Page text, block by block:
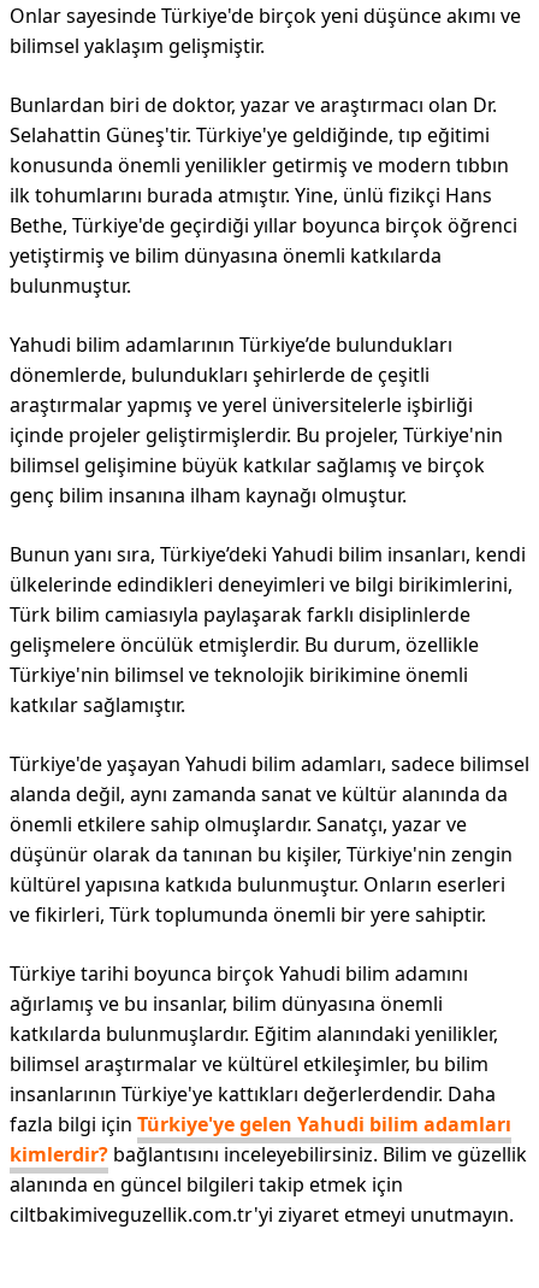
Onlar sayesinde Türkiye'de birçok yeni düşünce akımı ve
bilimsel yaklaşım gelişmiştir.
Bunlardan biri de doktor, yazar ve araştırmacı olan Dr.
Selahattin Güneş'tir. Türkiye'ye geldiğinde, tıp eğitimi
konusunda önemli yenilikler getirmiş ve modern tıbbın
ilk tohumlarını burada atmıştır. Yine, ünlü fizikçi Hans
Bethe, Türkiye'de geçirdiği yıllar boyunca birçok öğrenci
yetiştirmiş ve bilim dünyasına önemli katkılarda
bulunmuştur.
Yahudi bilim adamlarının Türkiye’de bulundukları
dönemlerde, bulundukları şehirlerde de çeşitli
araştırmalar yapmış ve yerel üniversitelerle işbirliği
içinde projeler geliştirmişlerdir. Bu projeler, Türkiye'nin
bilimsel gelişimine büyük katkılar sağlamış ve birçok
genç bilim insanına ilham kaynağı olmuştur.
Bunun yanı sıra, Türkiye’deki Yahudi bilim insanları, kendi
ülkelerinde edindikleri deneyimleri ve bilgi birikimlerini,
Türk bilim camiasıyla paylaşarak farklı disiplinlerde
gelişmelere öncülük etmişlerdir. Bu durum, özellikle
Türkiye'nin bilimsel ve teknolojik birikimine önemli
katkılar sağlamıştır.
Türkiye'de yaşayan Yahudi bilim adamları, sadece bilimsel
alanda değil, aynı zamanda sanat ve kültür alanında da
önemli etkilere sahip olmuşlardır. Sanatçı, yazar ve
düşünür olarak da tanınan bu kişiler, Türkiye'nin zengin
kültürel yapısına katkıda bulunmuştur. Onların eserleri
ve fikirleri, Türk toplumunda önemli bir yere sahiptir.
Türkiye tarihi boyunca birçok Yahudi bilim adamını
ağırlamış ve bu insanlar, bilim dünyasına önemli
katkılarda bulunmuşlardır. Eğitim alanındaki yenilikler,
bilimsel araştırmalar ve kültürel etkileşimler, bu bilim
insanlarının Türkiye'ye kattıkları değerlerdendir. Daha
fazla bilgi için Türkiye'ye gelen Yahudi bilim adamları
kimlerdir? bağlantısını inceleyebilirsiniz. Bilim ve güzellik
alanında en güncel bilgileri takip etmek için
ciltbakimiveguzellik.com.tr'yi ziyaret etmeyi unutmayın.